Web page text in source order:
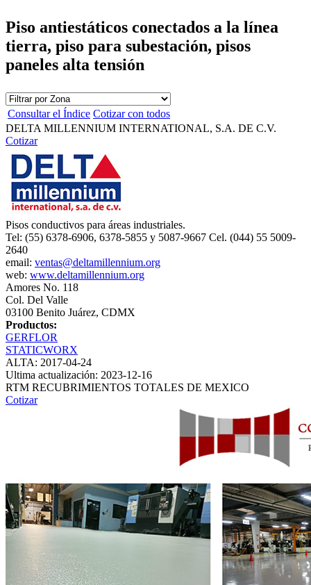
Piso antiestáticos conectados a la línea
tierra, piso para subestación, pisos
paneles alta tensión
Consultar el Índice Cotizar con todos
DELTA MILLENNIUM INTERNATIONAL, S.A. DE C.V.
Cotizar
Pisos conductivos para áreas industriales.
Tel: (55) 6378-6906, 6378-5855 y 5087-9667 Cel. (044) 55 5009-
2640
email: ventas@deltamillennium.org
web: www.deltamillennium.org
Amores No. 118
Col. Del Valle
03100 Benito Juárez, CDMX
Productos:
GERFLOR
STATICWORX
ALTA: 2017-04-24
Ultima actualización: 2023-12-16
RTM RECUBRIMIENTOS TOTALES DE MEXICO
Cotizar